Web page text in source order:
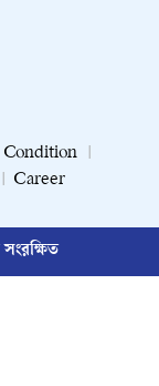
Condition
Career
সংরক্ষিত